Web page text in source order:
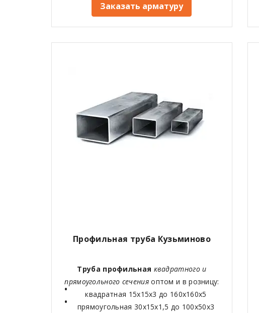
Заказать арматуру
Профильная труба Кузьминово
Труба профильная квадратного и
прямоугольного сеченияоптом и в розницу:
квадратная 15х15х3 до 160х160х5
прямоугольная 30х15х1,5 до 100х50х3